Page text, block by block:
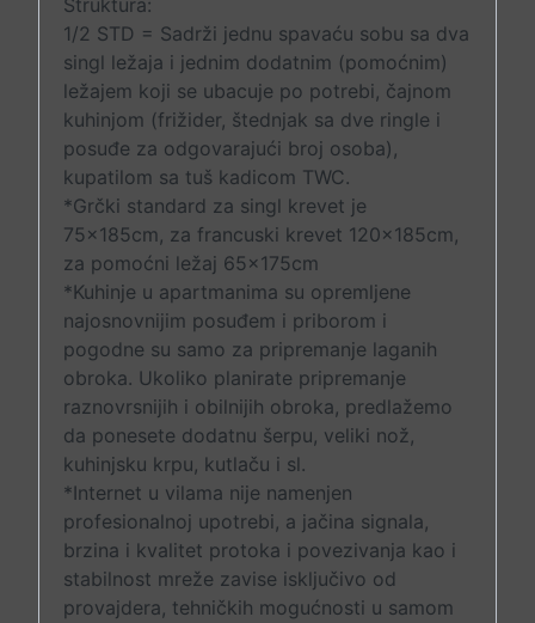
Struktura:
1/2 STD = Sadrži jednu spavaću sobu sa dva
singl ležaja i jednim dodatnim (pomoćnim)
ležajem koji se ubacuje po potrebi, čajnom
kuhinjom (frižider, štednjak sa dve ringle i
posuđe za odgovarajući broj osoba),
kupatilom sa tuš kadicom TWC.
*Grčki standard za singl krevet je
75x185cm, za francuski krevet 120x185cm,
za pomoćni ležaj 65x175cm
*Kuhinje u apartmanima su opremljene
najosnovnijim posuđem i priborom i
pogodne su samo za pripremanje laganih
obroka. Ukoliko planirate pripremanje
raznovrsnijih i obilnijih obroka, predlažemo
da ponesete dodatnu šerpu, veliki nož,
kuhinjsku krpu, kutlaču i sl.
*Internet u vilama nije namenjen
profesionalnoj upotrebi, a jačina signala,
brzina i kvalitet protoka i povezivanja kao i
stabilnost mreže zavise isključivo od
provajdera, tehničkih mogućnosti u samom